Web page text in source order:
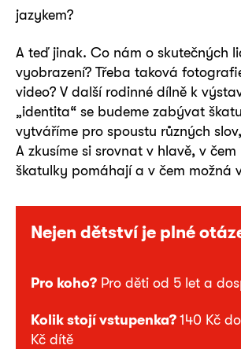
Nejen dětství je plné
Pro koho? Pro děti od 5 let a
Kolik stojí vstupenka?140 Kč
Kč dítě
jazykem?
A teď jinak. Co nám o skutečných
vyobrazení? Třeba taková
video? V další rodinné dílně k
„identita“ se budeme zabývat
vytváříme pro spoustu různých
A zkusíme si srovnat v hlavě, v
škatulky pomáhají a v čem možná